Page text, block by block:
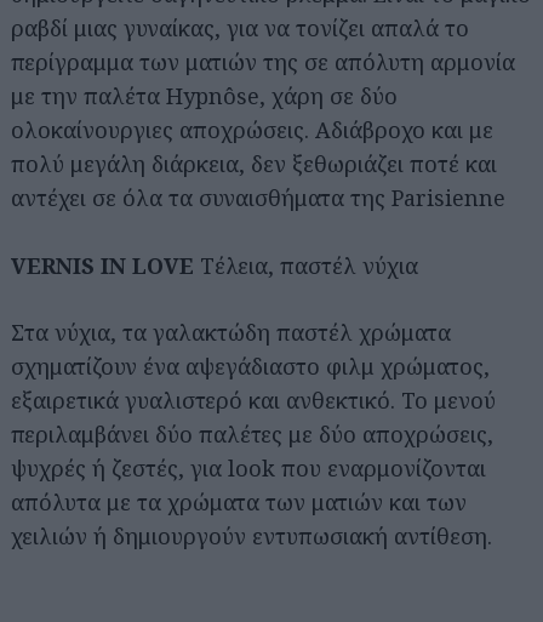
ραβδί μιας γυναίκας, για να τονίζει απαλά το
περίγραμμα των ματιών της σε απόλυτη αρμονία
με την παλέτα Hypnôse, χάρη σε δύο
ολοκαίνουργιες αποχρώσεις. Αδιάβροχο και με
πολύ μεγάλη διάρκεια, δεν ξεθωριάζει ποτέ και
αντέχει σε όλα τα συναισθήματα της Parisienne
VERNIS IN LOVE Τέλεια, παστέλ νύχια
Στα νύχια, τα γαλακτώδη παστέλ χρώματα
σχηματίζουν ένα αψεγάδιαστο φιλμ χρώματος,
εξαιρετικά γυαλιστερό και ανθεκτικό. Το μενού
περιλαμβάνει δύο παλέτες με δύο αποχρώσεις,
ψυχρές ή ζεστές, για look που εναρμονίζονται
απόλυτα με τα χρώματα των ματιών και των
χειλιών ή δημιουργούν εντυπωσιακή αντίθεση.